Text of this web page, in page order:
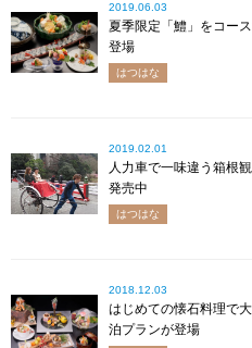
2019.06.03
夏季限定「鱧」をコー
登場
はつはな
2019.02.01
人力車で一味違う箱根
発売中
はつはな
2018.12.03
はじめての懐石料理で
泊プランが登場